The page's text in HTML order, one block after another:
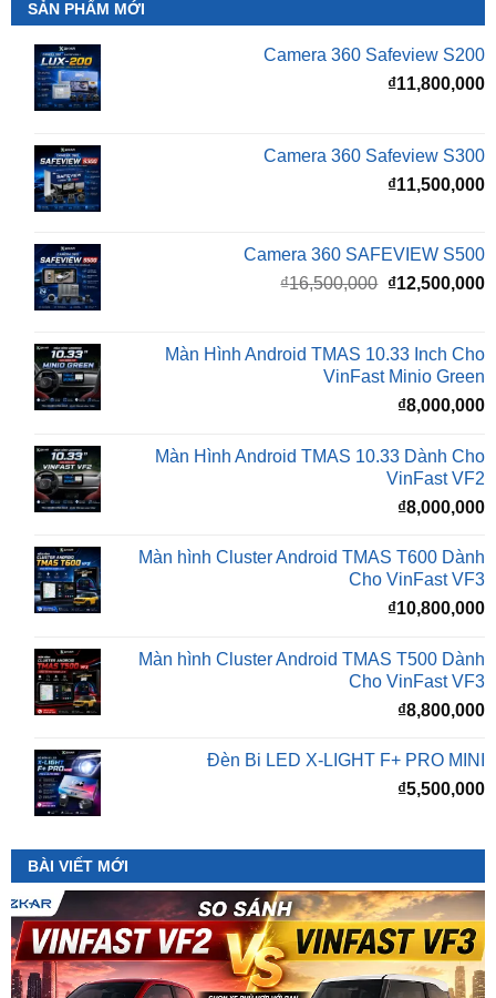
₫11,800,000
Camera 360 Safeview S300
Camera 360 SAFEVIEW S500
gốc
là:
₫16,500,000.
Màn Hình Android TMAS 10.33 Inch Cho
₫8,000,000
Màn Hình Android TMAS 10.33 Dành Cho
₫8,000,000
Màn hình Cluster Android TMAS T600 Dành
Cho VinFast VF3
₫10,800,000
Màn hình Cluster Android TMAS T500 Dành
₫8,800,000
Đèn Bi LED X-LIGHT F+ PRO MINI
BÀI VIẾT MỚI